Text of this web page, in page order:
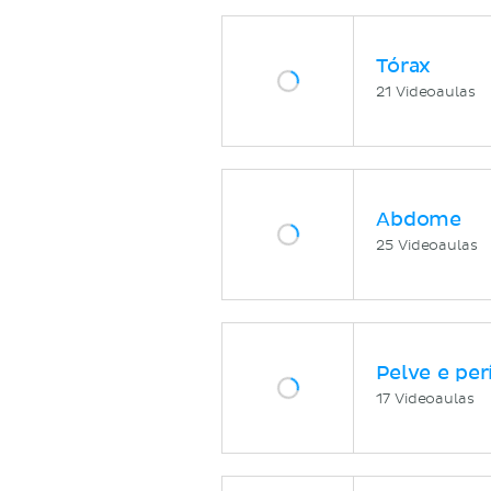
Tórax
21 Videoaulas
Abdome
25 Videoaulas
Pelve e
17 Videoaulas